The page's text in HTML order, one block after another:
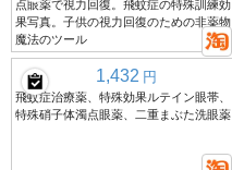
点眼薬で視力回復。飛蚊症の特殊訓練効
果写真。子供の視力回復のための非薬物
魔法のツール
1,432 円
飛蚊症治療薬、特殊効果ルテイン眼帯、
特殊硝子体濁点眼薬、二重まぶた洗眼薬